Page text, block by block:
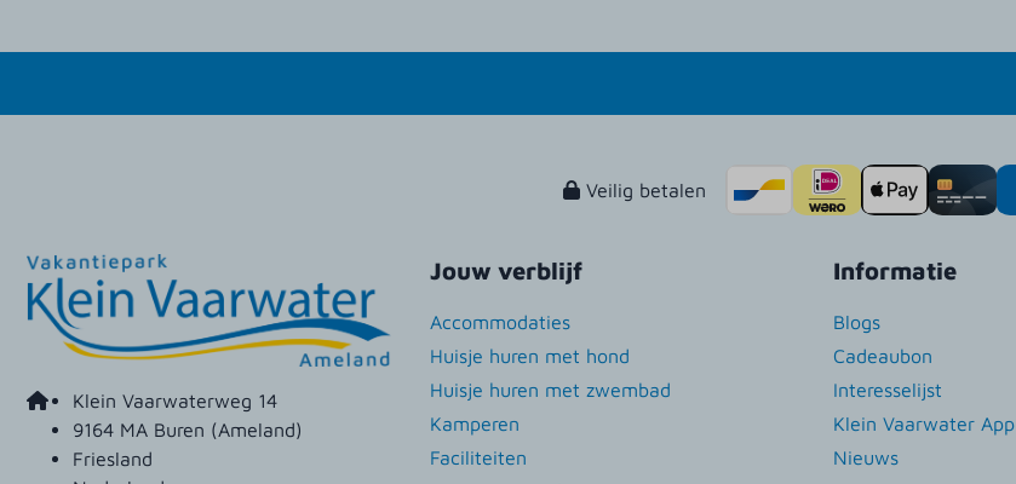
Veilig betalen
Klein Vaarwaterweg 14
9164 MA Buren (Ameland)
Friesland
Jouw verblijf
Accommodaties
Huisje huren met hond
Huisje huren met zwembad
Kamperen
Faciliteiten
Informatie
Blogs
Cadeaubon
Interesselijst
Klein Vaarwater App
Nieuws